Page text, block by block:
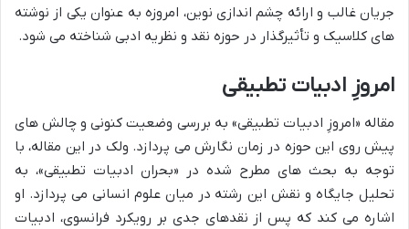
جریان غالب و ارائه چشم اندازی نوین، امروزه به عنوان یکی از نوشته
های کلاسیک و تأثیرگذار در حوزه نقد و نظریه ادبی شناخته می شود.
امروزِ ادبیات تطبیقی
مقاله «امروزِ ادبیات تطبیقی» به بررسی وضعیت کنونی و چالش های
پیش روی این حوزه در زمان نگارش می پردازد. ولک در این مقاله، با
توجه به بحث های مطرح شده در «بحران ادبیات تطبیقی»، به
تحلیل جایگاه و نقش این رشته در میان علوم انسانی می پردازد. او
اشاره می کند که پس از نقدهای جدی بر رویکرد فرانسوی، ادبیات